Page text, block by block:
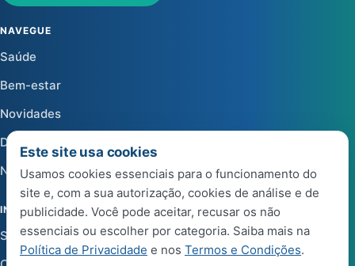
NAVEGUE
Saúde
Bem-estar
Novidades
Dicas
Notícias
INSTITUCIONAL
Sobre a Life Center Shop
Este site usa cookies
Usamos cookies essenciais para o funcionamento do
site e, com a sua autorização, cookies de análise e de
publicidade. Você pode aceitar, recusar os não
essenciais ou escolher por categoria. Saiba mais na
Política de Privacidade e nos Termos e Condições.